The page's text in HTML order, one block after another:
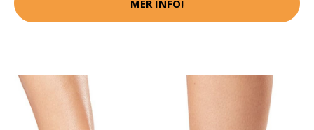
MER INFO!